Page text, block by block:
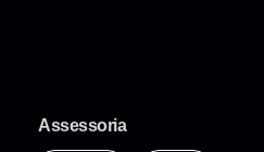
Assessoria